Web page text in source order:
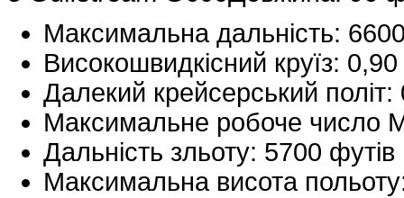
Максимальна дальність:
Високошвидкісний круїз:
Далекий крейсерський
Максимальне робоче число
Дальність зльоту: 5700 футів
Максимальна висота